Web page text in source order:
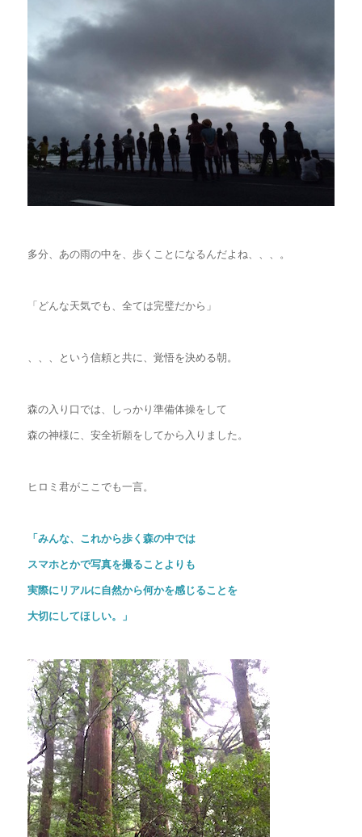
多分、あの雨の中を、歩くことになるんだよね、、、。
「どんな天気でも、全ては完璧だから」
、、、という信頼と共に、覚悟を決める朝。
森の入り口では、しっかり準備体操をして
森の神様に、安全祈願をしてから入りました。
ヒロミ君がここでも一言。
「みんな、これから歩く森の中では
スマホとかで写真を撮ることよりも
実際にリアルに自然から何かを感じることを
大切にしてほしい。」